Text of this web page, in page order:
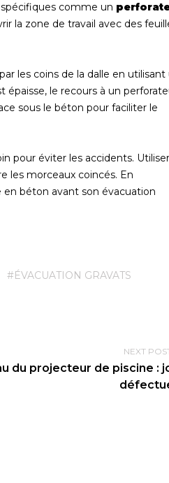
spécifiques comme un
la zone de travail avec des
les coins de la dalle en utilisant
épaisse, le recours à un
sous le béton pour faciliter le
pour éviter les accidents. Utiliser
les morceaux coincés. En
béton avant son évacuation
#ÉVACUATION GRAVATS
NEXT
du projecteur de piscine :